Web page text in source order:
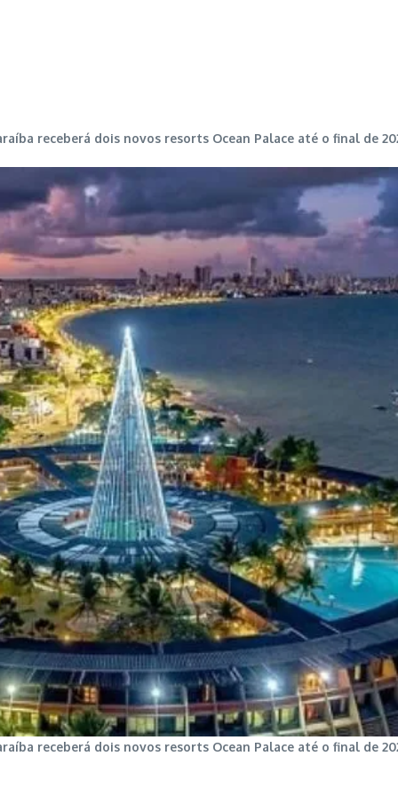
receberá dois novos resorts Ocean Palace até o final de
receberá dois novos resorts Ocean Palace até o final de